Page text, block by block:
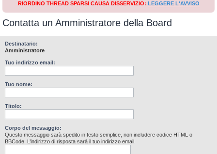
RIORDINO THREAD SPARSI CAUSA DISSERVIZIO: LEGGERE L'AVVISO
Contatta un Amministratore della Board
Destinatario:
Amministratore
Tuo indirizzo email:
Tuo nome:
Titolo:
Corpo del messaggio:
Questo messaggio sarà spedito in testo semplice, non includere codice HTML o
BBCode. L’indirizzo di risposta sarà il tuo indirizzo email.